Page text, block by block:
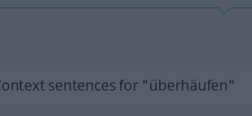
sentences for "überhäufen"